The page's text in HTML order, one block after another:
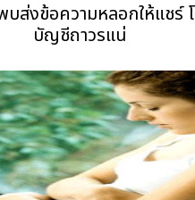
ส่งข้อความหลอกให้แชร์
บัญชีถาวรแน่